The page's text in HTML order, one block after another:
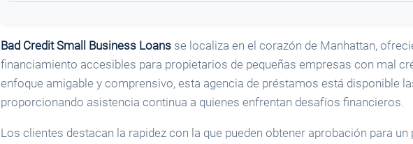
Bad Credit Small Business Loansse localiza en el corazón de Manhattan,
financiamiento accesibles para propietarios de pequeñas empresas con mal
enfoque amigable y comprensivo, esta agencia de préstamos está disponible
proporcionando asistencia continua a quienes enfrentan desafíos financieros.
Los clientes destacan la rapidez con la que pueden obtener aprobación para